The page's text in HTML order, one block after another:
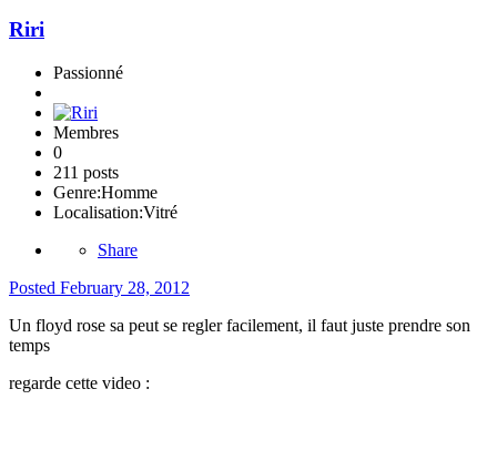
Riri
Passionné
Membres
0
211 posts
Genre:Homme
Localisation:Vitré
Share
Posted February 28, 2012
Un floyd rose sa peut se regler facilement, il faut juste prendre son
temps
regarde cette video :